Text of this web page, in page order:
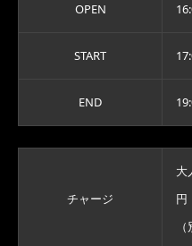
OPEN
START
END
チャージ
大
円